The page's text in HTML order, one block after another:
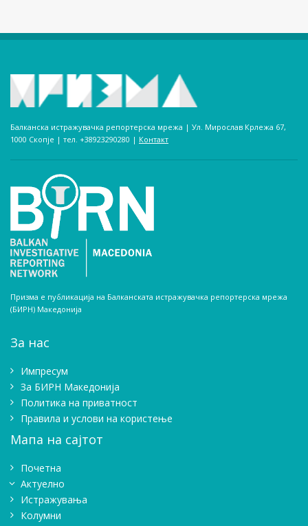
Балканска истражувачка репортерска мрежа | Ул. Мирослав Крлежа 67,
1000 Скопје | тел. +38923290280­ | Контакт
Призма е публикација на Балканската истражувачка репортерска мрежа
(БИРН) Македонија
За нас
Импресум
Зa БИРН Македонија
Политика на приватност
Правила и услови на користење
Мапа на сајтот
Почетна
Актуелно
Истражувањa
Колумни